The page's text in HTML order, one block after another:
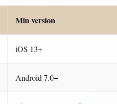
Min version
iOS 13+
Android 7.0+